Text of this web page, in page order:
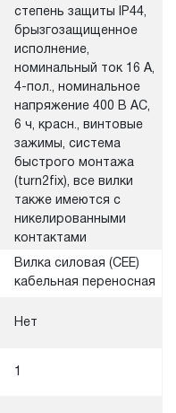
степень защиты IP44,
брызгозащищенное
исполнение,
номинальный ток 16 А,
4-пол., номинальное
напряжение 400 В AC,
6 ч, красн., винтовые
зажимы, система
быстрого монтажа
(turn2fix), все вилки
также имеются с
никелированными
контактами
Вилка силовая (CEE)
кабельная переносная
Нет
1